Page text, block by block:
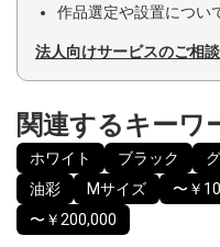
作品選定や設置につい
法人向けサービスのご相
関連するキーワ
ホワイト ブラック
油彩
Mサイズ 〜￥
〜￥200,000